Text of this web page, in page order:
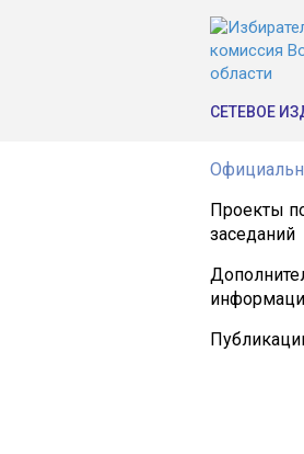
СЕТЕВОЕ
Проекты
заседаний